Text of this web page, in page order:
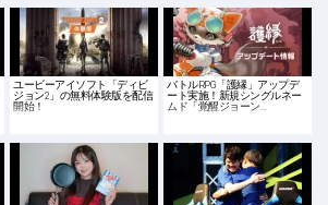
ユービーアイソフト「ディビ
ジョン2」の無料体験版を配信
開始！
バトルRPG「護縁」アップデ
ート実施！新規シングルネー
ムド「覚醒ジョーン…